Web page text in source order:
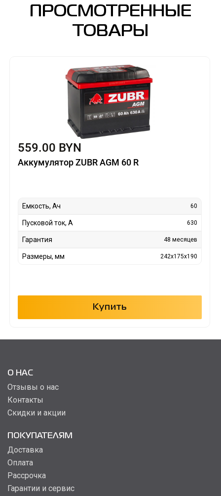
ПРОСМОТРЕННЫЕ
ТОВАРЫ
559.00 BYN
Аккумулятор ZUBR AGM 60 R
Емкость, Ач 60
Пусковой ток, А 630
Гарантия 48 месяцев
Размеры, мм 242x175x190
Купить
О НАС
Отзывы о нас
Контакты
Скидки и акции
ПОКУПАТЕЛЯМ
Доставка
Оплата
Рассрочка
Гарантии и сервис